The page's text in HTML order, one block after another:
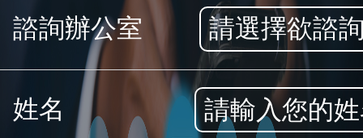
諮詢辦公室
姓名